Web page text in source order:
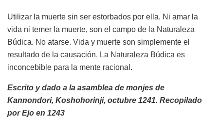
Utilizar la muerte sin ser estorbados por ella. Ni amar la
vida ni temer la muerte, son el campo de la Naturaleza
Búdica. No atarse. Vida y muerte son simplemente el
resultado de la causación. La Naturaleza Búdica es
inconcebible para la mente racional.
Escrito y dado a la asamblea de monjes de
Kannondori, Koshohorinji, octubre 1241. Recopilado
por Ejo en 1243